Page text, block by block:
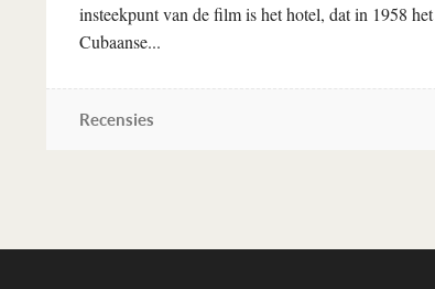
insteekpunt van de film is het hotel, dat in 1958 het
Cubaanse...
Recensies